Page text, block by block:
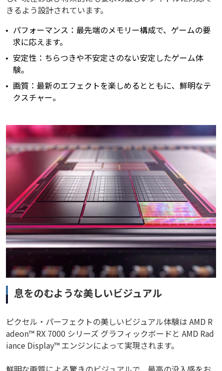
きるよう設計されています。
パフォーマンス：最先端のメモリー構成で、ゲームの要
求に応えます。
安定性：ちらつきや不安定さのない安定したゲーム体
験。
画質：最新のエフェクトを楽しめるとともに、鮮明なテ
クスチャー。
息をのむような美しいビジュアル
ピクセル・パーフェクトの美しいビジュアル体験は AMD R
adeon™ RX 7000 シリーズ グラフィックボードと AMD Rad
iance Display™ エンジンによって実現されます。